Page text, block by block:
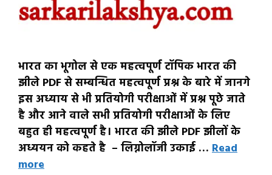
भारत का भूगोल से एक महत्वपूर्ण टॉपिक भारत की
झीले PDF से सम्बन्धित महत्वपूर्ण प्रश्न के बारे में जानगे
इस अध्याय से भी प्रतियोगी परीक्षाओं में प्रश्न पूछे जाते
है और आने वाले सभी प्रतियोगी परीक्षाओं के लिए
बहुत ही महत्वपूर्ण है। भारत की झीले PDF झीलों के
अध्ययन को कहते है – लिग्नोलॉजी उकाई … Read
more